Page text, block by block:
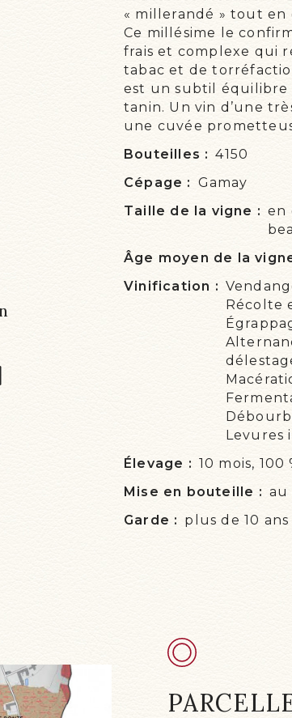
ON
« millerandé » tout
Ce millésime le
frais et complexe qui
tabac et de
est un subtil équilibre
tanin. Un vin d’une
une cuvée
Bouteilles : 4150
Cépage : Gamay
Taille de la vigne : en
Âge moyen de la
Vinification :
Récolte
Levures
Élevage : 10 mois,
Mise en bouteille : au
Garde : plus de 10 ans